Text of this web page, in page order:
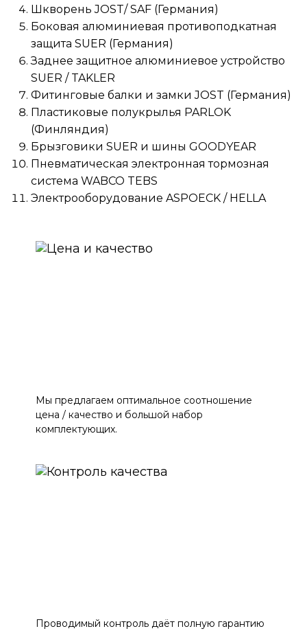
Шкворень JOST/ SAF (Германия)
Боковая алюминиевая противоподкатная
защита SUER (Германия)
Заднее защитное алюминиевое устройство
SUER / TAKLER
Фитинговые балки и замки JOST (Германия)
Пластиковые полукрылья PARLOK
(Финляндия)
Брызговики SUER и шины GOODYEAR
Пневматическая электронная тормозная
система WABCO TEBS
Электрооборудование ASPOECK / HELLA
Мы предлагаем оптимальное соотношение
цена / качество и большой набор
комплектующих.
Проводимый контроль даёт полную гарантию